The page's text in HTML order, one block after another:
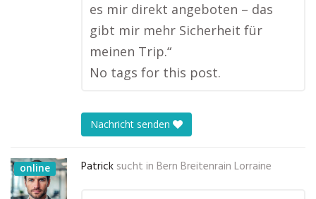
es mir direkt angeboten – das
gibt mir mehr Sicherheit für
meinen Trip.“
No tags for this post.
Nachricht senden
online Patrick sucht in Bern Breitenrain Lorraine